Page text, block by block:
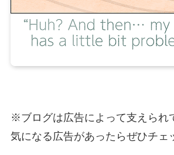
※ブログは広告によって支えられ
気になる広告があったらぜひチェ